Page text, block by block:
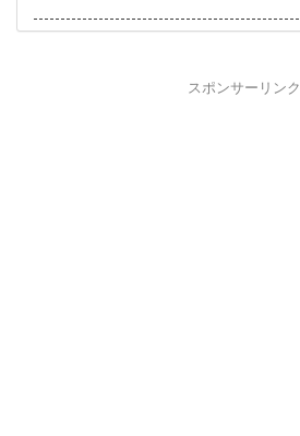
スポンサーリンク